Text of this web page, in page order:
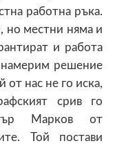
работна ръка.
но местни няма и
и работа
намерим решение
от нас не го иска,
срив го
Марков от
Той постави